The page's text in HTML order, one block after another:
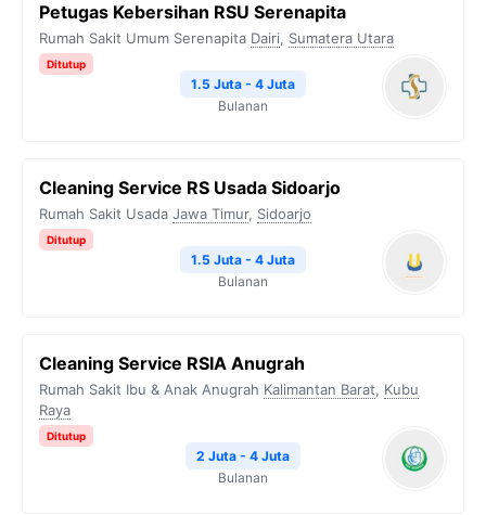
Petugas Kebersihan RSU Serenapita
Rumah Sakit Umum Serenapita Dairi, Sumatera Utara
Ditutup
1.5 Juta - 4 Juta
Bulanan
Cleaning Service RS Usada Sidoarjo
Rumah Sakit Usada Jawa Timur, Sidoarjo
Ditutup
1.5 Juta - 4 Juta
Bulanan
Cleaning Service RSIA Anugrah
Rumah Sakit Ibu & Anak Anugrah Kalimantan Barat, Kubu
Raya
Ditutup
2 Juta - 4 Juta
Bulanan